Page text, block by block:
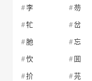
李
芴
牤
岔
肔
忘
忺
囬
扴
芫